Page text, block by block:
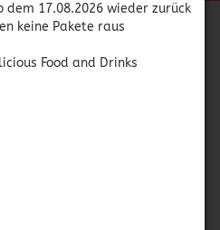
dem 17.08.2026 wieder zurück
keine Pakete raus
Food and Drinks